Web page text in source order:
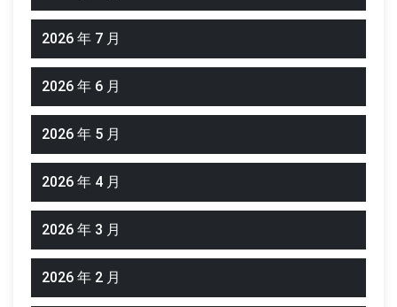
2026 年 7 月
2026 年 6 月
2026 年 5 月
2026 年 4 月
2026 年 3 月
2026 年 2 月